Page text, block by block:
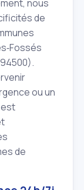
nous
de
ou un
est
de